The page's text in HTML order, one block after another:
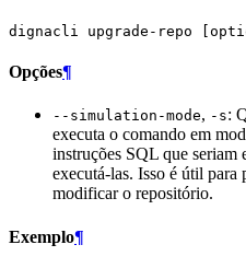
dignacli upgrade-repo
Opções¶
--simulation-mode, -s:
executa o comando em
instruções SQL que seriam
executá-las. Isso é útil para
modificar o repositório.
Exemplo¶